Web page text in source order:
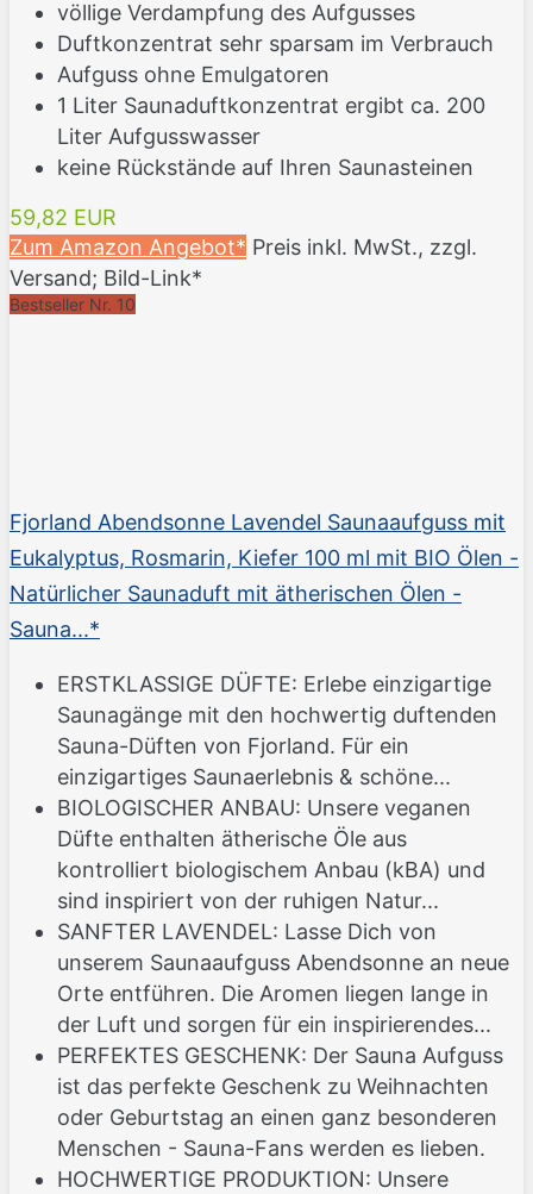
völlige Verdampfung des Aufgusses
Duftkonzentrat sehr sparsam im Verbrauch
Aufguss ohne Emulgatoren
1 Liter Saunaduftkonzentrat ergibt ca. 200
Liter Aufgusswasser
keine Rückstände auf Ihren Saunasteinen
59,82 EUR
Zum Amazon Angebot* Preis inkl. MwSt., zzgl.
Versand; Bild-Link*
Bestseller Nr. 10
Fjorland Abendsonne Lavendel Saunaaufguss mit
Eukalyptus, Rosmarin, Kiefer 100 ml mit BIO Ölen -
Natürlicher Saunaduft mit ätherischen Ölen -
Sauna...*
ERSTKLASSIGE DÜFTE: Erlebe einzigartige
Saunagänge mit den hochwertig duftenden
Sauna-Düften von Fjorland. Für ein
einzigartiges Saunaerlebnis & schöne...
BIOLOGISCHER ANBAU: Unsere veganen
Düfte enthalten ätherische Öle aus
kontrolliert biologischem Anbau (kBA) und
sind inspiriert von der ruhigen Natur...
SANFTER LAVENDEL: Lasse Dich von
unserem Saunaaufguss Abendsonne an neue
Orte entführen. Die Aromen liegen lange in
der Luft und sorgen für ein inspirierendes...
PERFEKTES GESCHENK: Der Sauna Aufguss
ist das perfekte Geschenk zu Weihnachten
oder Geburtstag an einen ganz besonderen
Menschen - Sauna-Fans werden es lieben.
HOCHWERTIGE PRODUKTION: Unsere